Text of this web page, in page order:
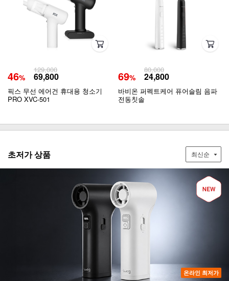
46%
129,000
69,800
픽스 무선 에어건 휴대용 청소기
PRO XVC-501
69%
80,000
24,800
바비온 퍼펙트케어 퓨어슬림 음파
전동칫솔
초저가 상품
온라인 최저가